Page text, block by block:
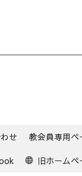
せ
教会員専用ペ
旧ホームペ